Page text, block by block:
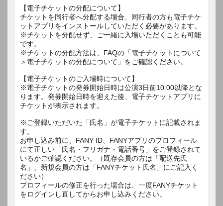
【電子チケットの分配について】
チケットを同行者へ分配する場合、同行者の方も電子チケ
ットアプリをインストールしていただく必要があります。
※チケットを分配せず、ご一緒に入場いただくことも可能
です。
※チケットの分配方法は、FAQの「電子チケットについて
＞電子チケットの分配について」をご確認ください。
【電子チケットのご入場時について】
※電子チケットの発券開始日時は公演3日前10:00以降とな
ります。発券開始日時を迎えた後、電子チケットアプリに
チケットが表示されます。
※ご登録いただいた「氏名」が電子チケットに記載されま
す。
お申し込み前に、FANY ID、FANYアプリのプロフィール
にて正しい「氏名・フリガナ・電話番号」をご登録されて
いるかご確認ください。（既存会員の方は「配送先氏
名」、新規会員の方は「FANYチケット氏名」にご記入く
ださい）
プロフィールの修正を行った場合は、一度FANYチケット
をログインし直してからお申し込みください。